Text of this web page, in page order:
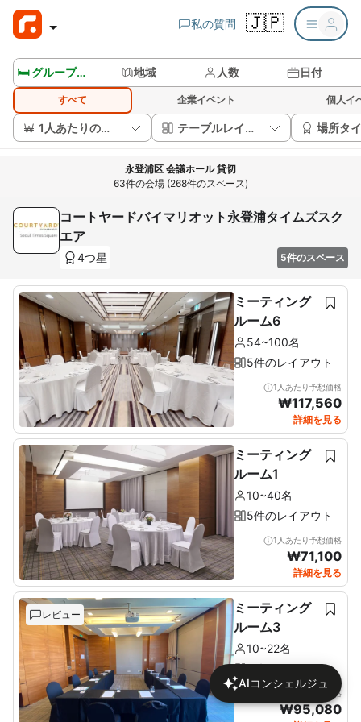
私の質問 🇯🇵
🛏️ グループルームを見る 地域 人数 日付
すべて 企業イベント 個人イ
1人あたりの価格 テーブルレイアウト 場所タ
永登浦区 会議ホール 貸切
63件の会場 (268件のスペース)
コートヤードバイマリオット永登浦タイムズスク
エア
4つ星 5件のスペース
ミーティング
ルーム6
54~100名
5件のレイアウト
1人あたり予想価格
₩117,560
詳細を見る
ミーティング
ルーム1
10~40名
5件のレイアウト
1人あたり予想価格
₩71,100
詳細を見る
レビュー
ミーティング
ルーム3
10~22名
5件のレイアウト
1人あたり予想価格
₩95,080
AIコンシェルジュ